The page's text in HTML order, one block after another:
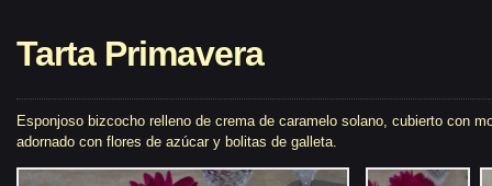
Tarta Primavera
Esponjoso bizcocho relleno de crema de caramelo solano, cubierto con
adornado con flores de azúcar y bolitas de galleta.